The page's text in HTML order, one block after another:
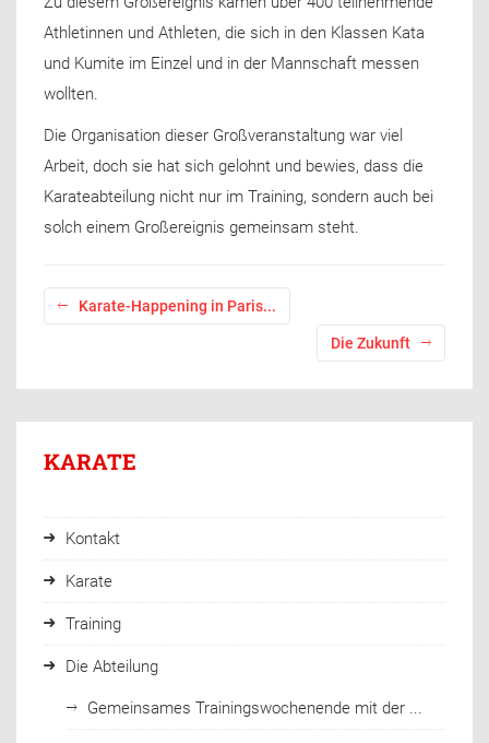
Athletinnen und Athleten, die sich in den Klassen Kata
und Kumite im Einzel und in der Mannschaft messen
wollten.
Die Organisation dieser Großveranstaltung war viel
Arbeit, doch sie hat sich gelohnt und bewies, dass die
Karateabteilung nicht nur im Training, sondern auch bei
solch einem Großereignis gemeinsam steht.
Karate-Happening in Paris...
Die Zukunft
KARATE
Kontakt
Karate
Training
Die Abteilung
Gemeinsames Trainingswochenende mit der ...